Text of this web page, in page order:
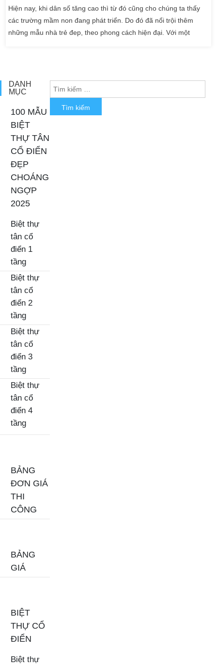
Hiện nay, khi dân số tăng cao thì từ đó cũng cho chúng ta thấy
các trường mầm non đang phát triển. Do đó đã nổi trội thêm
những mẫu nhà trẻ đep, theo phong cách hiện đại. Với một
DANH
MỤC
100 MẪU
BIỆT
THỰ TÂN
CỔ ĐIỂN
ĐẸP
CHOÁNG
NGỢP
2025
Biệt thự
tân cổ
điển 1
tầng
Biệt thự
tân cổ
điển 2
tầng
Biệt thự
tân cổ
điển 3
tầng
Biệt thự
tân cổ
điển 4
tầng
BẢNG
ĐƠN GIÁ
THI
CÔNG
BẢNG
GIÁ
BIỆT
THỰ CỔ
ĐIỂN
Biệt thự